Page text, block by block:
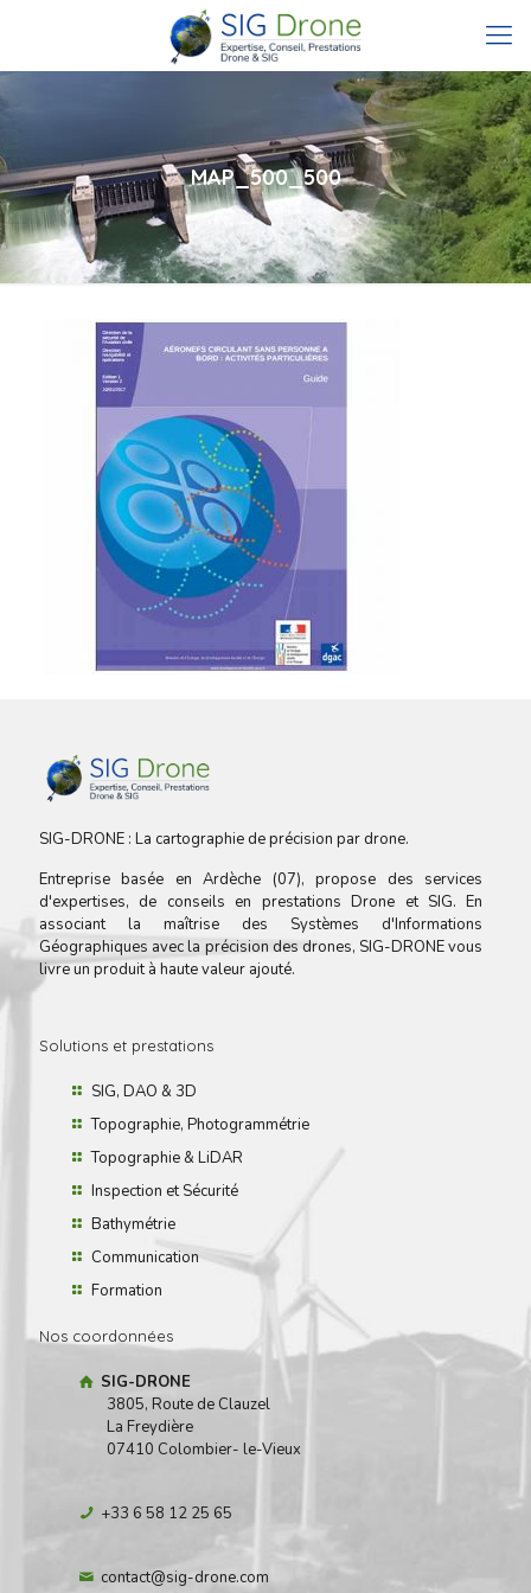
MAP_500_500
SIG-DRONE : La cartographie de précision par drone.
Entreprise basée en Ardèche (07), propose des services
d'expertises, de conseils en prestations Drone et SIG. En
associant la maîtrise des Systèmes d'Informations
Géographiques avec la précision des drones, SIG-DRONE vous
livre un produit à haute valeur ajouté.
Solutions et prestations
SIG, DAO & 3D
Topographie, Photogrammétrie
Topographie & LiDAR
Inspection et Sécurité
Bathymétrie
Communication
Formation
Nos coordonnées
SIG-DRONE
3805, Route de Clauzel
La Freydière
07410 Colombier- le-Vieux
+33 6 58 12 25 65
contact@sig-drone.com